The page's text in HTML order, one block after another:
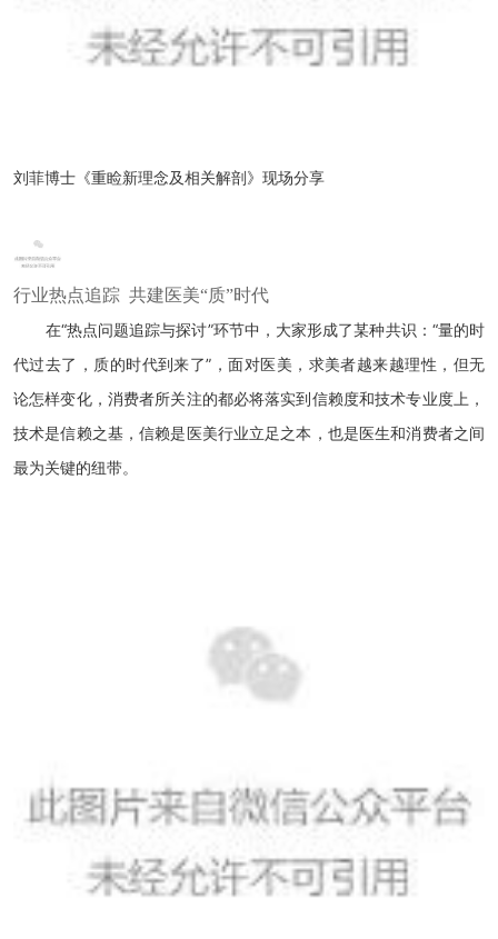
刘菲博士《重睑新理念及相关解剖》现场分享
行业热点追踪 共建医美“质”时代
在“热点问题追踪与探讨”环节中，大家形成了某种共识：“量的时
代过去了，质的时代到来了”，面对医美，求美者越来越理性，但无
论怎样变化，消费者所关注的都必将落实到信赖度和技术专业度上，
技术是信赖之基，信赖是医美行业立足之本，也是医生和消费者之间
最为关键的纽带。